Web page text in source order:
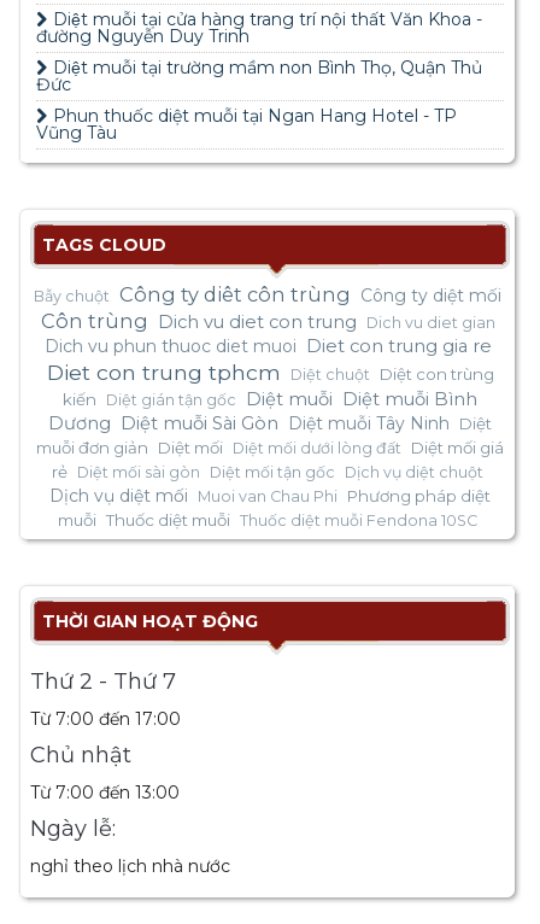
Diệt muỗi tại cửa hàng trang trí nội thất Văn Khoa -
đường Nguyễn Duy Trinh
Diệt muỗi tại trường mầm non Bình Thọ, Quận Thủ
Đức
Phun thuốc diệt muỗi tại Ngan Hang Hotel - TP
Vũng Tàu
TAGS CLOUD
Bẫy chuột Công ty diêt côn trùng Công ty diệt mối
Côn trùng Dich vu diet con trung Dich vu diet gian
Dich vu phun thuoc diet muoi Diet con trung gia re
Diet con trung tphcm Diệt chuột
Diệt con trùng
kiến
Diệt gián tận gốc Diệt muỗi
Diệt muỗi Bình
Dương
Diệt muỗi Sài Gòn Diệt muỗi Tây Ninh
Diệt
muỗi đơn giản
Diệt mối Diệt mối dưới lòng đất
Diệt mối giá
rẻ Diệt mối sài gòn Diệt mối tận gốc Dịch vụ diệt chuột
Dịch vụ diệt mối Muoi van Chau Phi
Phương pháp diệt
muỗi Thuốc diệt muỗi Thuốc diệt muỗi Fendona 10SC
THỜI GIAN HOẠT ĐỘNG
Thứ 2 - Thứ 7
Từ 7:00 đến 17:00
Chủ nhật
Từ 7:00 đến 13:00
Ngày lễ:
nghỉ theo lịch nhà nước